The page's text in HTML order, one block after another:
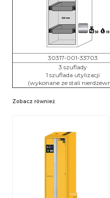
30317-001-33703
3 szuflady
1 szuflada utylizacji
(wykonane ze stali
Zobacz również